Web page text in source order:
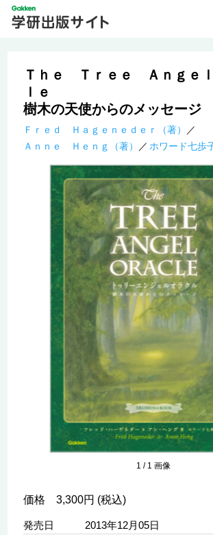
Ｔｈｅ Ｔｒｅｅ Ａｎｇｅ
ｌｅ
樹木の天使からのメッセージ
Ｆｒｅｄ Ｈａｇｅｎｅｄｅｒ（著）
Ａｎｎｅ Ｈｅｎｇ（著）
ホワード七歩
1 / 1 画像
価格 3,300円 (税込)
発売日
2013年12月05日